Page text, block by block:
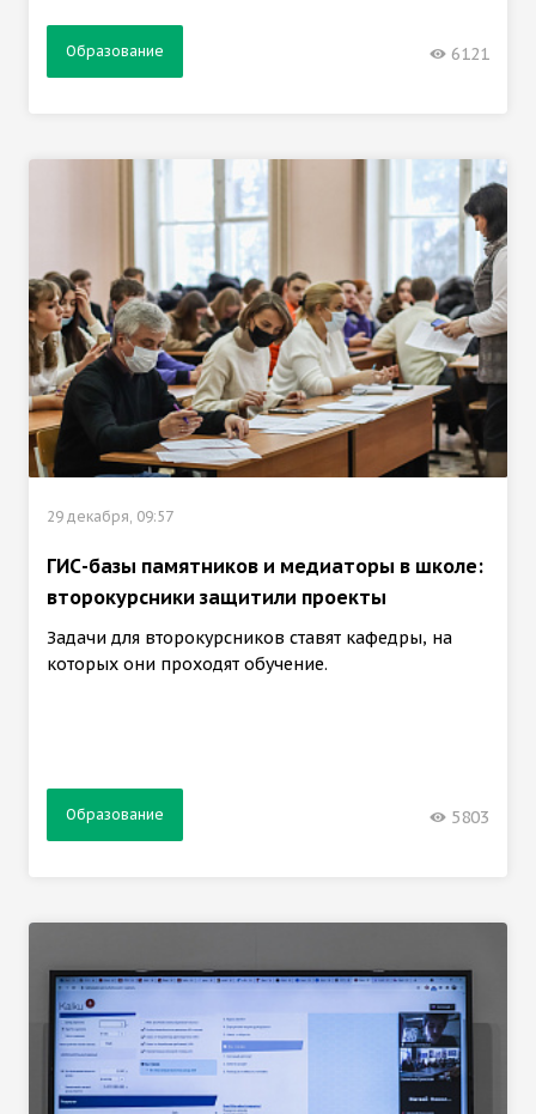
Образование 6121
29 декабря, 09:57
ГИС-базы памятников и медиаторы в школе:
второкурсники защитили проекты
Задачи для второкурсников ставят кафедры, на
которых они проходят обучение.
Образование 5803